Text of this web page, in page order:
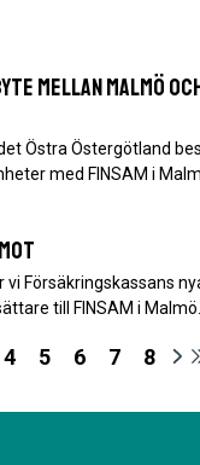
mellan Malmö
Östra Östergötland
med FINSAM i
vi Försäkringskassans
till FINSAM i Malmö.
4 5 6 7 8